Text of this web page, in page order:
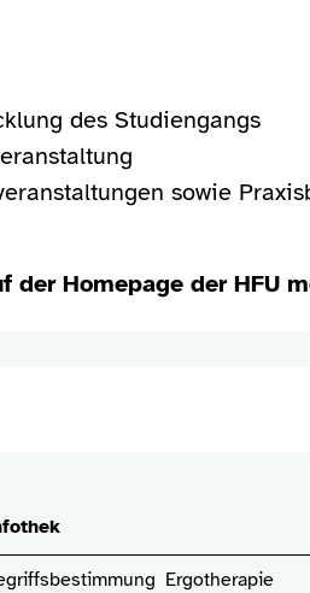
des Studiengangs
sowie
Homepage der HFU
Ergotherapie